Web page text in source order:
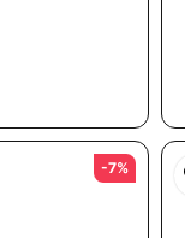
-7%